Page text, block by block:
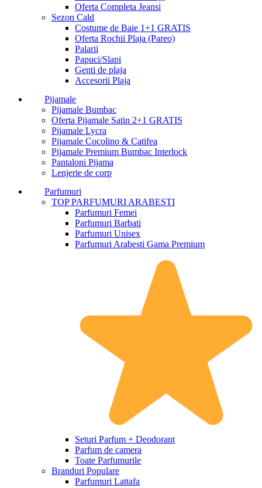
Oferta Completa Jeansi
Sezon Cald
Costume de Baie 1+1 GRATIS
Oferta Rochii Plaja (Pareo)
Palarii
Papuci/Slapi
Genti de plaja
Accesorii Plaja
Pijamale
Pijamale Bumbac
Oferta Pijamale Satin 2+1 GRATIS
Pijamale Lycra
Pijamale Cocolino & Catifea
Pijamale Premium Bumbac Interlock
Pantaloni Pijama
Lenjerie de corp
Parfumuri
TOP PARFUMURI ARABESTI
Parfumuri Femei
Parfumuri Barbati
Parfumuri Unisex
Parfumuri Arabesti Gama Premium
Seturi Parfum + Deodorant
Parfum de camera
Toate Parfumurile
Branduri Populare
Parfumuri Lattafa